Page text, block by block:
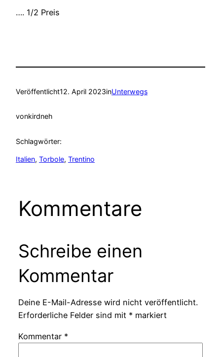
…. 1/2 Preis
Veröffentlicht12. April 2023inUnterwegs
vonkirdneh
Schlagwörter:
Italien, Torbole, Trentino
Kommentare
Schreibe einen
Kommentar
Deine E-Mail-Adresse wird nicht veröffentlicht.
Erforderliche Felder sind mit * markiert
Kommentar *